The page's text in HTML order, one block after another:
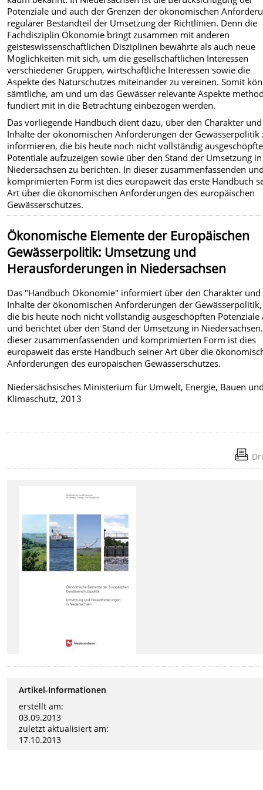
Potenziale und auch der Grenzen der ökonomischen
regulärer Bestandteil der Umsetzung der Richtlinien. Denn die
Fachdisziplin Ökonomie bringt zusammen mit anderen
geisteswissenschaftlichen Disziplinen bewährte als auch neue
Möglichkeiten mit sich, um die gesellschaftlichen Interessen
verschiedener Gruppen, wirtschaftliche Interessen sowie die
Aspekte des Naturschutzes miteinander zu vereinen. Somit
sämtliche, am und um das Gewässer relevante Aspekte
fundiert mit in die Betrachtung einbezogen werden.
Das vorliegende Handbuch dient dazu, über den Charakter
Inhalte der ökonomischen Anforderungen der Gewässerpolitik
informieren, die bis heute noch nicht vollständig
Potentiale aufzuzeigen sowie über den Stand der Umsetzung in
Niedersachsen zu berichten. In dieser zusammenfassenden
komprimierten Form ist dies europaweit das erste Handbuch
Art über die ökonomischen Anforderungen des europäischen
Gewässerschutzes.
Ökonomische Elemente der Europäischen
Gewässerpolitik: Umsetzung und
Herausforderungen in Niedersachsen
Das "Handbuch Ökonomie" informiert über den Charakter und
Inhalte der ökonomischen Anforderungen der
die bis heute noch nicht vollständig ausgeschöpften Potenziale
und berichtet über den Stand der Umsetzung in
dieser zusammenfassenden und komprimierten Form ist dies
europaweit das erste Handbuch seiner Art über die
Anforderungen des europäischen Gewässerschutzes.
Niedersächsisches Ministerium für Umwelt, Energie, Bauen
Klimaschutz, 2013
Artikel-Informationen
erstellt am:
03.09.2013
zuletzt aktualisiert am:
17.10.2013